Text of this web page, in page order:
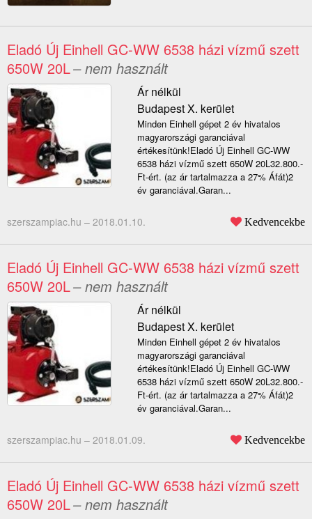
Eladó Új Einhell GC-WW 6538 házi vízmű szett
650W 20L– nem használt
Ár nélkül
Budapest X. kerület
Minden Einhell gépet 2 év hivatalos
magyarországi garanciával
értékesítünk!Eladó Új Einhell GC-WW
6538 házi vízmű szett 650W 20L32.800.-
Ft-ért. (az ár tartalmazza a 27% Áfát)2
év garanciával.Garan...
szerszampiac.hu – 2018.01.10. Kedvencekbe
Eladó Új Einhell GC-WW 6538 házi vízmű szett
650W 20L– nem használt
Ár nélkül
Budapest X. kerület
Minden Einhell gépet 2 év hivatalos
magyarországi garanciával
értékesítünk!Eladó Új Einhell GC-WW
6538 házi vízmű szett 650W 20L32.800.-
Ft-ért. (az ár tartalmazza a 27% Áfát)2
év garanciával.Garan...
szerszampiac.hu – 2018.01.09. Kedvencekbe
Eladó Új Einhell GC-WW 6538 házi vízmű szett
650W 20L– nem használt